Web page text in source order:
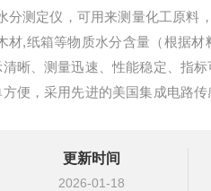
分测定仪，可用来测量化工原料
材,纸箱等物质水分含量（根据
晰、测量迅速、性能稳定、指
便，采用先进的美国集成电路
更新时间
2026-01-18